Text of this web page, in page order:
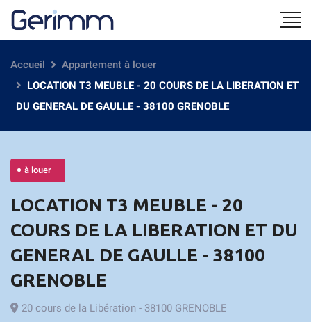
Accueil
Appartement à louer
LOCATION T3 MEUBLE - 20 COURS DE LA LIBERATION ET
DU GENERAL DE GAULLE - 38100 GRENOBLE
à louer
LOCATION T3 MEUBLE - 20
COURS DE LA LIBERATION ET DU
GENERAL DE GAULLE - 38100
GRENOBLE
20 cours de la Libération - 38100 GRENOBLE